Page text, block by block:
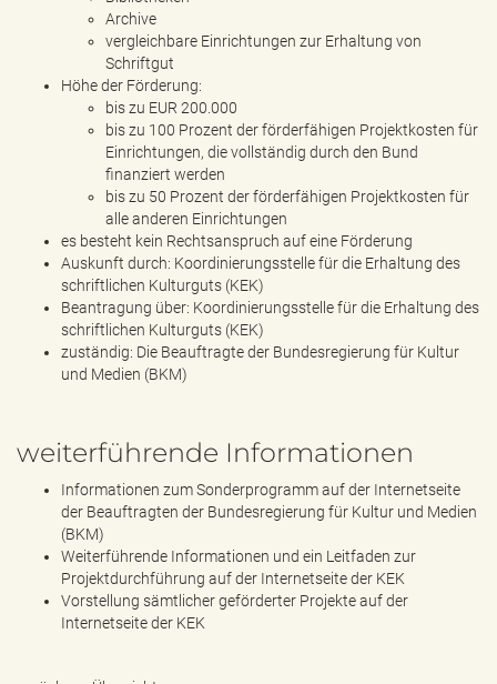
Archive
vergleichbare Einrichtungen zur Erhaltung von
Schriftgut
Höhe der Förderung:
bis zu EUR 200.000
bis zu 100 Prozent der förderfähigen Projektkosten für
Einrichtungen, die vollständig durch den Bund
finanziert werden
bis zu 50 Prozent der förderfähigen Projektkosten für
alle anderen Einrichtungen
es besteht kein Rechtsanspruch auf eine Förderung
Auskunft durch: Koordinierungsstelle für die Erhaltung des
schriftlichen Kulturguts (KEK)
Beantragung über: Koordinierungsstelle für die Erhaltung des
schriftlichen Kulturguts (KEK)
zuständig: Die Beauftragte der Bundesregierung für Kultur
und Medien (BKM)
weiterführende Informationen
Informationen zum Sonderprogramm auf der Internetseite
der Beauftragten der Bundesregierung für Kultur und Medien
(BKM)
Weiterführende Informationen und ein Leitfaden zur
Projektdurchführung auf der Internetseite der KEK
Vorstellung sämtlicher geförderter Projekte auf der
Internetseite der KEK